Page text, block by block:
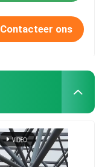
Contacteer ons